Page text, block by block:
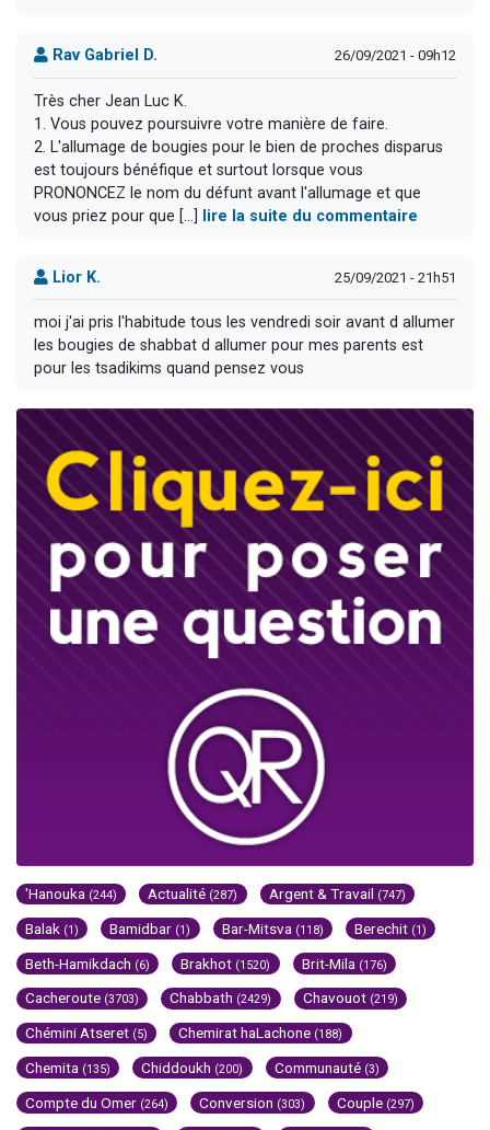
Rav Gabriel D. 26/09/2021 - 09h12
Très cher Jean Luc K.
1. Vous pouvez poursuivre votre manière de faire.
2. L'allumage de bougies pour le bien de proches disparus
est toujours bénéfique et surtout lorsque vous
PRONONCEZ le nom du défunt avant l'allumage et que
vous priez pour que [...]
lire la suite du commentaire
Lior K. 25/09/2021 - 21h51
moi j'ai pris l'habitude tous les vendredi soir avant d allumer
les bougies de shabbat d allumer pour mes parents est
pour les tsadikims quand pensez vous
'Hanouka (244) Actualité (287) Argent & Travail (747)
Balak (1) Bamidbar (1) Bar-Mitsva (118) Berechit (1)
Beth-Hamikdach (6) Brakhot (1520) Brit-Mila (176)
Cacheroute (3703) Chabbath (2429) Chavouot (219)
Chémini Atseret (5) Chemirat haLachone (188)
Chemita (135) Chiddoukh (200) Communauté (3)
Compte du Omer (264) Conversion (303) Couple (297)